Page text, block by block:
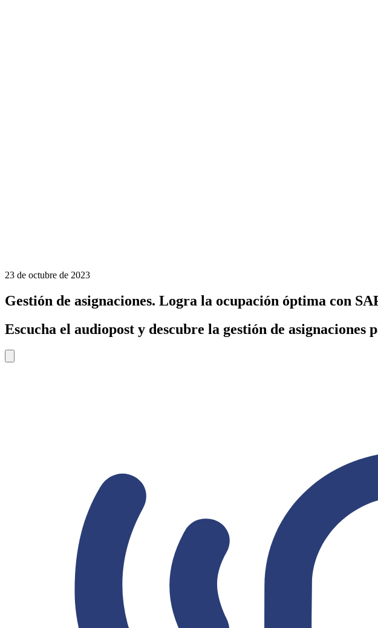
23 de octubre de 2023
Gestión de asignaciones. Logra la ocupación óptima con
Escucha el audiopost y descubre la gestión de